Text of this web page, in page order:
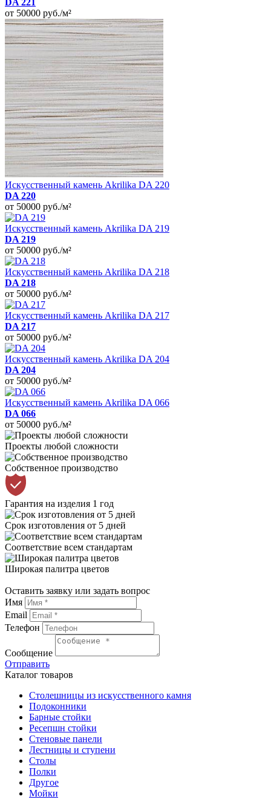
от 50000 руб./м²
Искусственный камень Akrilika DA 220
DA 220
от 50000 руб./м²
Искусственный камень Akrilika DA 219
DA 219
от 50000 руб./м²
Искусственный камень Akrilika DA 218
DA 218
от 50000 руб./м²
Искусственный камень Akrilika DA 217
DA 217
от 50000 руб./м²
Искусственный камень Akrilika DA 204
DA 204
от 50000 руб./м²
Искусственный камень Akrilika DA 066
DA 066
от 50000 руб./м²
Проекты любой сложности
Собственное производство
Гарантия на изделия 1 год
Срок изготовления от 5 дней
Соответствие всем стандартам
Широкая палитра цветов
Оставить заявку или задать вопрос
Имя
Email
Телефон
Сообщение
Отправить
Каталог товаров
Столешницы из искусственного камня
Подоконники
Барные стойки
Ресепшн стойки
Стеновые панели
Лестницы и ступени
Столы
Полки
Другое
Мойки